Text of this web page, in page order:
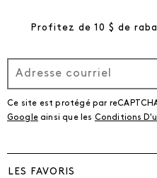
Profitez de 10 $ de
Ce site est protégé par
Googleainsi que les Conditions
LES FAVORIS